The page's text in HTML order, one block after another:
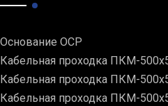
Основание ОСР
Кабельная проходка ПКМ-
Кабельная проходка ПКМ-
Кабельная проходка ПКМ-